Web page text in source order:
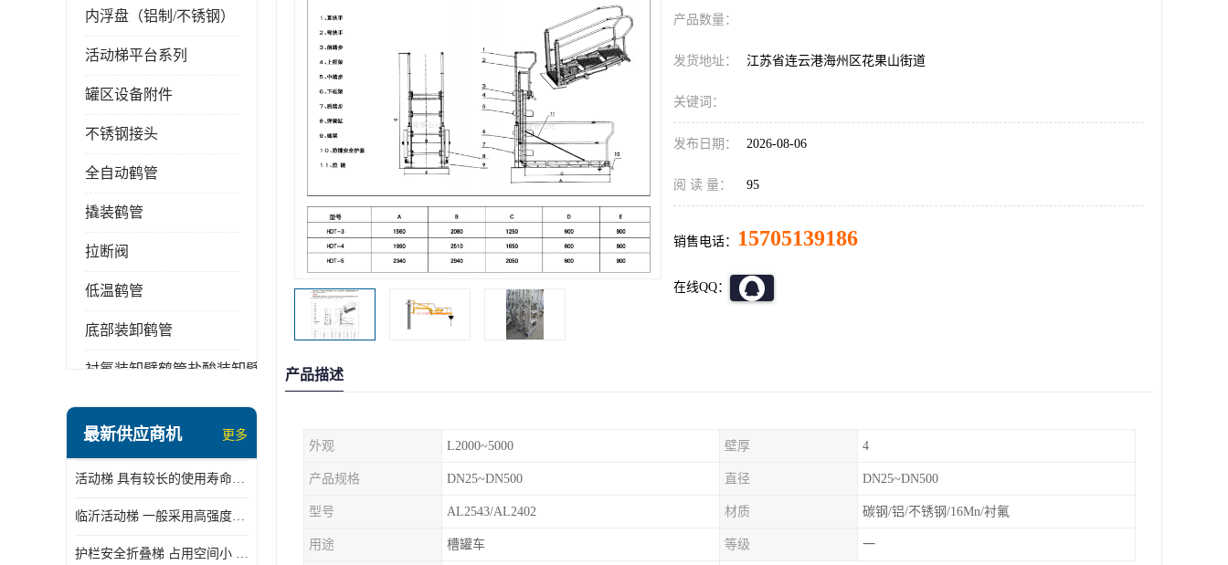
内浮盘（铝制/不锈钢）
活动梯平台系列
罐区设备附件
不锈钢接头
全自动鹤管
撬装鹤管
拉断阀
低温鹤管
底部装卸鹤管
衬氟装卸臂鹤管盐酸装卸臂
顶部装卸车鹤管
液氨液化气鹤管
定量装车系统
最新供应商机 更多
活动梯 具有较长的使用寿命和耐用性 一般采用高强度材料制造
临沂活动梯 一般采用高强度材料制造 可以用于多种不同的任务
护栏安全折叠梯 占用空间小 方便存放和搬运
产品数量：
发货地址： 江苏省连云港海州区花果山街道
关键词：
发布日期： 2026-08-06
阅 读 量： 95
销售电话： 15705139186
在线QQ：
产品描述
外观 L2000~5000 壁厚 4
产品规格 DN25~DN500 直径 DN25~DN500
型号 AL2543/AL2402 材质 碳钢/铝/不锈钢/16Mn/衬氟
用途 槽罐车 等级 一